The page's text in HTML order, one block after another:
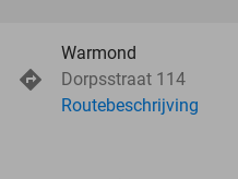
Warmond
Dorpsstraat 114
Routebeschrijving